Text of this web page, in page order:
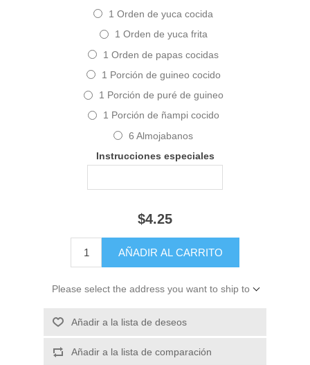
1 Orden de yuca cocida
1 Orden de yuca frita
1 Orden de papas cocidas
1 Porción de guineo cocido
1 Porción de puré de guineo
1 Porción de ñampi cocido
6 Almojabanos
Instrucciones especiales
$4.25
Please select the address you want to ship to